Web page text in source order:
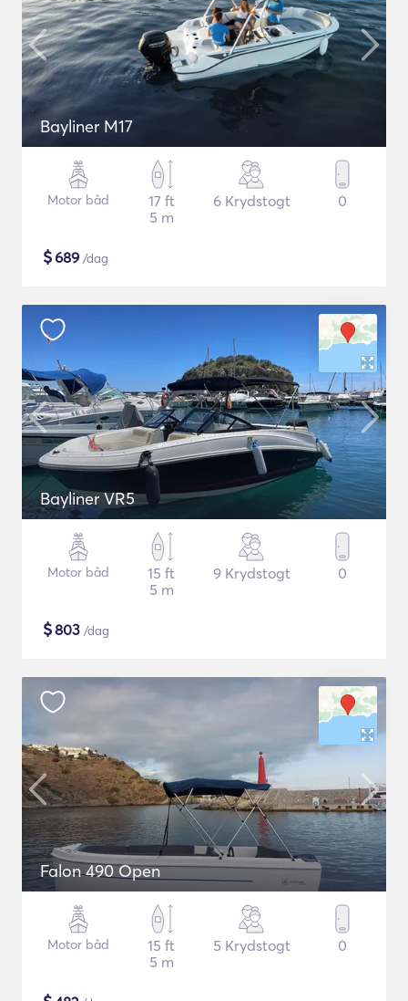
Bayliner M17
Motor båd
17 ft
5 m
6 Krydstogt 0
$689 /dag
Bayliner VR5
Motor båd
15 ft
5 m
9 Krydstogt 0
$803 /dag
Falon 490 Open
Motor båd
15 ft
5 m
5 Krydstogt 0